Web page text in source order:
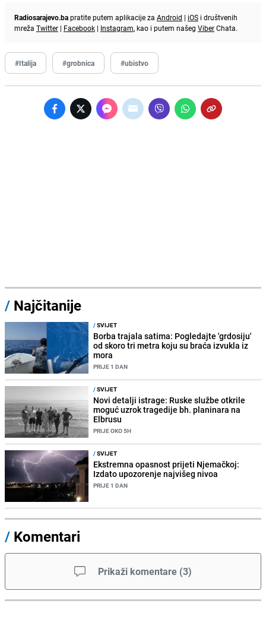
Radiosarajevo.bapratite putem aplikacije za Android | iOS i društvenih
mreža Twitter | Facebook | Instagram, kao i putem našeg ViberChata.
#Italija #grobnica #ubistvo
/ Najčitanije
/SVIJET
Borba trajala satima: Pogledajte 'grdosiju'
od skoro tri metra koju su braća izvukla iz
mora
PRIJE 1 DAN
/SVIJET
Novi detalji istrage: Ruske službe otkrile
moguć uzrok tragedije bh. planinara na
Elbrusu
PRIJE OKO 5H
/SVIJET
Ekstremna opasnost prijeti Njemačkoj:
Izdato upozorenje najvišeg nivoa
PRIJE 1 DAN
/ Komentari
Prikaži komentare (3)